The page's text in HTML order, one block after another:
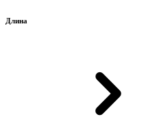
Длина